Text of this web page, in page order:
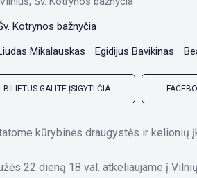
Kotrynos bažnyčia
Mikalauskas
Egidijus Bavikinas
BILIETUS GALITE ĮSIGYTI ČIA
kūrybinės draugystės ir kelionių
22 dieną 18 val. atkeliaujame į